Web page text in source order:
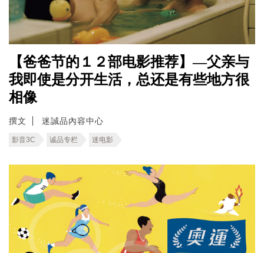
【爸爸节的１２部电影推荐】—父亲与
我即使是分开生活，总还是有些地方很
相像
撰文 迷誠品內容中心
影音3C 诚品专栏 迷电影